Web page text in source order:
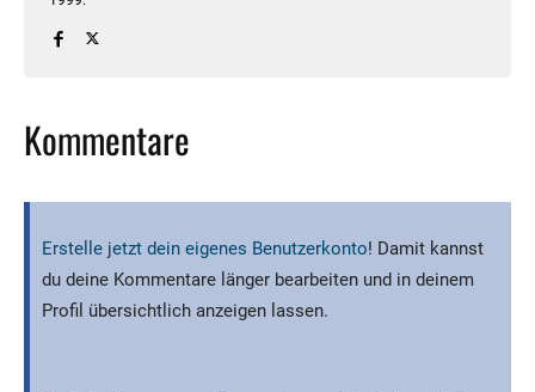
Kommentare
Erstelle jetzt dein eigenes Benutzerkonto! Damit kannst
du deine Kommentare länger bearbeiten und in deinem
Profil übersichtlich anzeigen lassen.